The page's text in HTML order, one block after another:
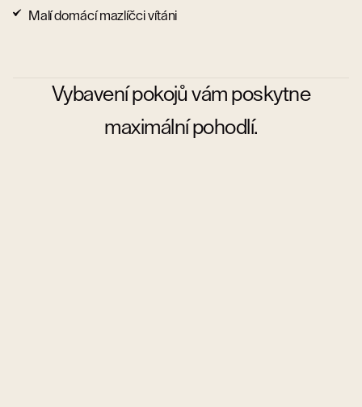
Malí domácí mazlíčci vítáni
Vybavení pokojů vám poskytne
maximální pohodlí.